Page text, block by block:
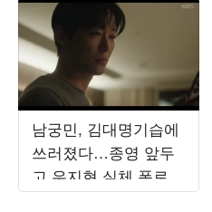
남궁민, 김대명기습에
쓰러졌다…종영 앞두
고 우지현 실체 폭로
('결혼의 완성') [종합]